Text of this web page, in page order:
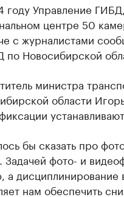
году Управление
центре 50
с журналистами
Новосибирской
министра
области
бы сказать про
Задачей фото- и
а дисциплинирование
нам обеспечить